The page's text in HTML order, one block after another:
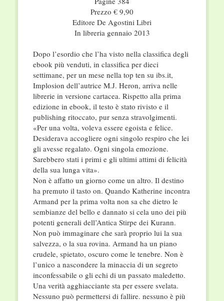
Prezzo € 9,90
Editore De Agostini Libri
In libreria gennaio 2013
Dopo l’esordio che l’ha visto nella classifica degli
ebook più venduti, in classifica per dieci
settimane, per un mese nella top ten su ibs.it,
Implosion dell’autrice M.J. Heron, arriva nelle
librerie in versione cartacea. Rispetto alla prima
edizione in ebook, il testo è stato rivisto e il
publishing ritoccato, pur senza stravolgimenti.
«Per una volta, voleva essere egoista e felice.
Desiderava accogliere ogni singolo respiro che lei
gli avesse regalato. Ogni singola emozione.
Sarebbero stati i primi e gli ultimi attimi di felicità
della sua lunga vita».
Non è affatto un giorno come un altro. Il destino
ha premuto il tasto on. Quando Katherine incontra
Armand per la prima volta non sa che dietro le
sembianze del bello e dannato si cela uno dei più
potenti generali dell’Antica Stirpe dei Kurann.
Non può immaginare che sarà proprio lui la sua
salvezza, o la sua rovina. Armand ha un piano
crudele, spietato, oscuro come le tenebre. Non è
l’unico a nascondere la minaccia di un segreto
inconfessabile o gli echi di un passato maledetto.
Una verità agghiacciante sta per essere svelata.
Nessuno può permettersi di fallire. nessuno è più